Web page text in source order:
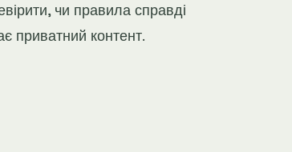
чи правила справді
приватний контент.